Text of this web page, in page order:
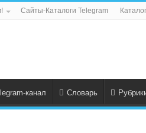
Сайты-Каталоги Telegram
канал Словарь